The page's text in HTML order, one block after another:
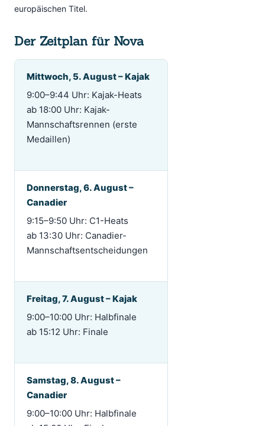
europäischen Titel.
Der Zeitplan für Nova
Mittwoch, 5. August – Kajak
9:00–9:44 Uhr: Kajak-Heats
ab 18:00 Uhr: Kajak-
Mannschaftsrennen (erste
Medaillen)
Donnerstag, 6. August –
Canadier
9:15–9:50 Uhr: C1-Heats
ab 13:30 Uhr: Canadier-
Mannschaftsentscheidungen
Freitag, 7. August – Kajak
9:00–10:00 Uhr: Halbfinale
ab 15:12 Uhr: Finale
Samstag, 8. August –
Canadier
9:00–10:00 Uhr: Halbfinale